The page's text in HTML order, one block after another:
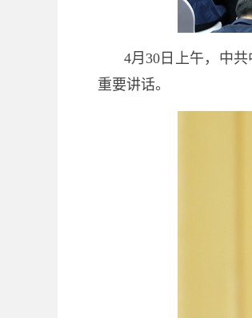
4月30日上午，中
重要讲话。